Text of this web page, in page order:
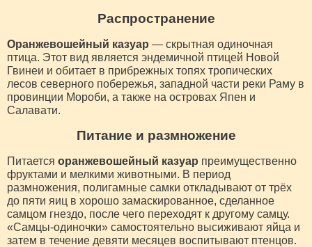
Распространение
Оранжевошейный казуар — скрытная одиночная
птица. Этот вид является эндемичной птицей Новой
Гвинеи и обитает в прибрежных топях тропических
лесов северного побережья, западной части реки Раму в
провинции Мороби, а также на островах Япен и
Салавати.
Питание и размножение
Питается оранжевошейный казуар преимущественно
фруктами и мелкими животными. В период
размножения, полигамные самки откладывают от трёх
до пяти яиц в хорошо замаскированное, сделанное
самцом гнездо, после чего переходят к другому самцу.
«Самцы-одиночки» самостоятельно высиживают яйца и
затем в течение девяти месяцев воспитывают птенцов.